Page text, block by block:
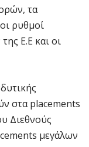
τα
ρυθμοί
Ε.Ε και οι
στα placements
Διεθνούς
μεγάλων